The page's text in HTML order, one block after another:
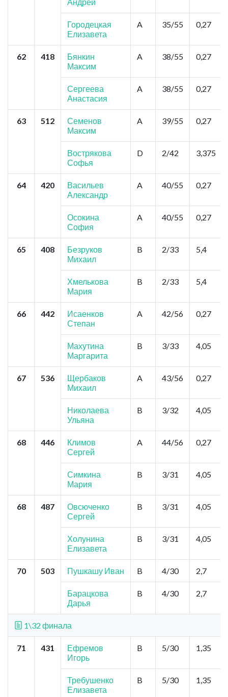
Городецкая
Елизавета
A 35/55 0,27
62 418
Бянкин
Максим
A 38/55 0,27
Сергеева
Анастасия
A 38/55 0,27
63 512
Семенов
Максим
A 39/55 0,27
Вострякова
Софья
D 2/42 3,375
64 420
Васильев
Александр
A 40/55 0,27
Осокина
София
A 40/55 0,27
65 408
Безруков
Михаил
B 2/33 5,4
Хмелькова
Мария
B 2/33 5,4
66 442
Исаенков
Степан
A 42/56 0,27
Махутина
Маргарита
B 3/33 4,05
67 536
Щербаков
Михаил
A 43/56 0,27
Николаева
Ульяна
B 3/32 4,05
68 446
Климов
Сергей
A 44/56 0,27
Симкина
Мария
B 3/31 4,05
68 487
Овсюченко
Сергей
B 3/31 4,05
Холунина
Елизавета
B 3/31 4,05
70 503 Пушкашу Иван B 4/30 2,7
Барацкова
Дарья
B 4/30 2,7
1\32 финала
71 431
Ефремов
Игорь
B 5/30 1,35
Требушенко
Елизавета
B 5/30 1,35